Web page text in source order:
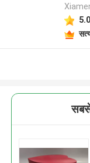
5.0
सबसे